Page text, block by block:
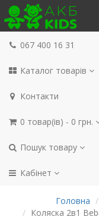
067 400 16 31
Каталог товарів
Контакти
0 товар(ів) - 0 грн.
Пошук товару
Кабінет
Головна
Коляска 2в1